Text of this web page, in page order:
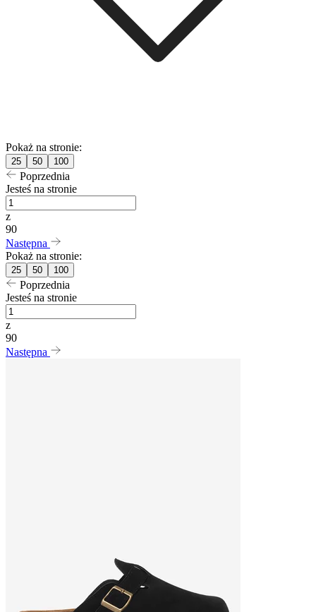
Pokaż na stronie:
25 50 100
Poprzednia
Jesteś na stronie
z
90
Następna
Pokaż na stronie:
25 50 100
Poprzednia
Jesteś na stronie
z
90
Następna